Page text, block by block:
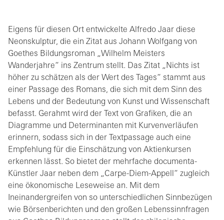
Eigens für diesen Ort entwickelte Alfredo Jaar diese
Neonskulptur, die ein Zitat aus Johann Wolfgang von
Goethes Bildungsroman „Wilhelm Meisters
Wanderjahre“ ins Zentrum stellt. Das Zitat „Nichts ist
höher zu schätzen als der Wert des Tages“ stammt aus
einer Passage des Romans, die sich mit dem Sinn des
Lebens und der Bedeutung von Kunst und Wissenschaft
befasst. Gerahmt wird der Text von Grafiken, die an
Diagramme und Determinanten mit Kurvenverläufen
erinnern, sodass sich in der Textpassage auch eine
Empfehlung für die Einschätzung von Aktienkursen
erkennen lässt. So bietet der mehrfache documenta-
Künstler Jaar neben dem „Carpe-Diem-Appell“ zugleich
eine ökonomische Leseweise an. Mit dem
Ineinandergreifen von so unterschiedlichen Sinnbezügen
wie Börsenberichten und den großen Lebenssinnfragen